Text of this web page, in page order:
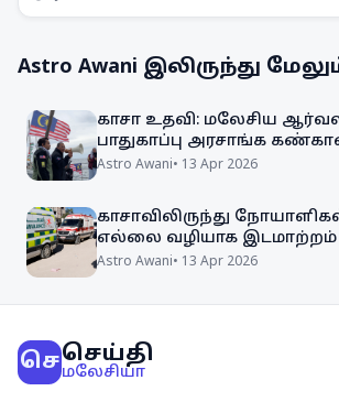
பொருளாதாரத் திட்டமிடல் மற்றும்
Astro Awani இலிருந்து
காசா உதவி: மலேசிய
பாதுகாப்பு அரசாங்க
Astro Awani• 13 Apr 2026
காசாவிலிருந்து
எல்லை வழியாக இடமாற்றம்
Astro Awani• 13 Apr 2026
செசெய்தி
மலேசியா